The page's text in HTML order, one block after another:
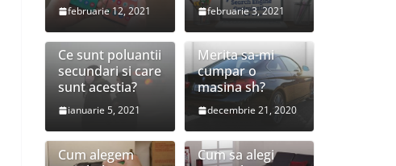
februarie 12, 2021 februarie 3, 2021
Ce sunt poluantii
secundari si care
sunt acestia?
ianuarie 5, 2021
Merita sa-mi
cumpar o
masina sh?
decembrie 21, 2020
Cum alegem
Cum sa alegi